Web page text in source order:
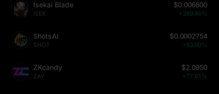
Isekai Blade
ISEK
$0.006800
+289.46%
ShotsAI
SHOT
$0.0002754
+83.60%
ZKcandy
ZAY
$2.0950
+77.91%